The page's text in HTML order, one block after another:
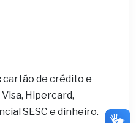
cartão de crédito e
Hipercard,
SESC e dinheiro.